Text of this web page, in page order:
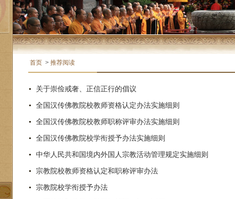
首页 > 推荐阅读
关于崇俭戒奢、正信正行的倡议
全国汉传佛教院校教师资格认定办法实施细则
全国汉传佛教院校教师职称评审办法实施细则
全国汉传佛教院校学衔授予办法实施细则
中华人民共和国境内外国人宗教活动管理规定实施细则
宗教院校教师资格认定和职称评审办法
宗教院校学衔授予办法